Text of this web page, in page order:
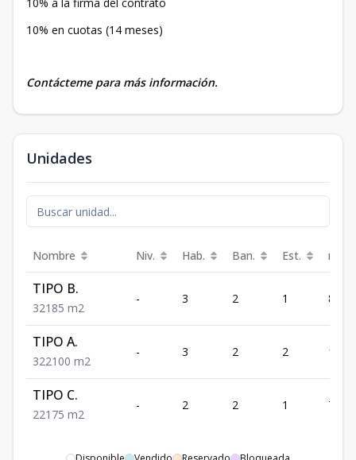
10% en cuotas (14 meses)
Contácteme para más información.
Unidades
Nombre Niv. Hab. Ban. Est. m²
TIPO B.
321 85 m2
- 3 2 1 85
TIPO A.
322100 m2
- 3 2 2 100
TIPO C.
221 75 m2
- 2 2 1 75